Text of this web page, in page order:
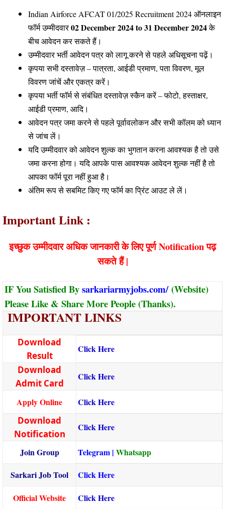
Indian Airforce AFCAT 01/2025 Recruitment 2024 ऑनलाइन
फॉर्म उम्मीदवार02 December 2024 to 31 December 2024के
बीच आवेदन कर सकते हैं।
उम्मीदवार भर्ती आवेदन पत्र को लागू करने से पहले अधिसूचना पढ़ें।
कृपया सभी दस्तावेज़ – पात्रता, आईडी प्रमाण, पता विवरण, मूल
विवरण जांचें और एकत्र करें।
कृपया भर्ती फॉर्म से संबंधित दस्तावेज़ स्कैन करें – फोटो, हस्ताक्षर,
आईडी प्रमाण, आदि।
आवेदन पत्र जमा करने से पहले पूर्वावलोकन और सभी कॉलम को ध्यान
से जांच लें।
यदि उम्मीदवार को आवेदन शुल्क का भुगतान करना आवश्यक है तो उसे
जमा करना होगा। यदि आपके पास आवश्यक आवेदन शुल्क नहीं है तो
आपका फॉर्म पूरा नहीं हुआ है।
अंतिम रूप से सबमिट किए गए फॉर्म का प्रिंट आउट ले लें।
Important Link :
इच्छुक उम्मीदवार अधिक जानकारी के लिए पूर्ण Notification पढ़
सकते हैं |
IF You Satisfied Bysarkariarmyjobs.com/ (Website)
Please Like & Share More People (Thanks).
IMPORTANT LINKS
Download
Result
Click Here
Download
Admit Card
Click Here
Apply Online
Click Here
Download
Notification
Click Here
Join Group Telegram | Whatsapp
Sarkari Job Tool
Click Here
Official Website
Click Here